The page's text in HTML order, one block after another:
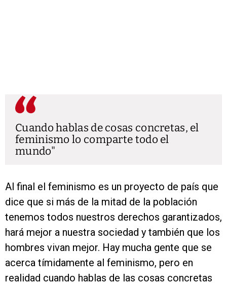
Cuando hablas de cosas concretas, el
feminismo lo comparte todo el
mundo
Al final el feminismo es un proyecto de país que
dice que si más de la mitad de la población
tenemos todos nuestros derechos garantizados,
hará mejor a nuestra sociedad y también que los
hombres vivan mejor. Hay mucha gente que se
acerca tímidamente al feminismo, pero en
realidad cuando hablas de las cosas concretas